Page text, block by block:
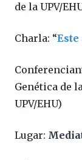
de la UPV/
Charla: “
Genética de
UPV/EHU)
Lugar: